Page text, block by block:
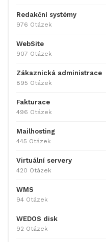
Redakční systémy
976 Otázek
WebSite
907 Otázek
Zákaznická administrace
895 Otázek
Fakturace
496 Otázek
Mailhosting
445 Otázek
Virtuální servery
420 Otázek
WMS
94 Otázek
WEDOS disk
92 Otázek